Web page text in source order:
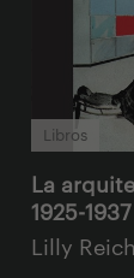
Libros
La
1925-1937
Lilly